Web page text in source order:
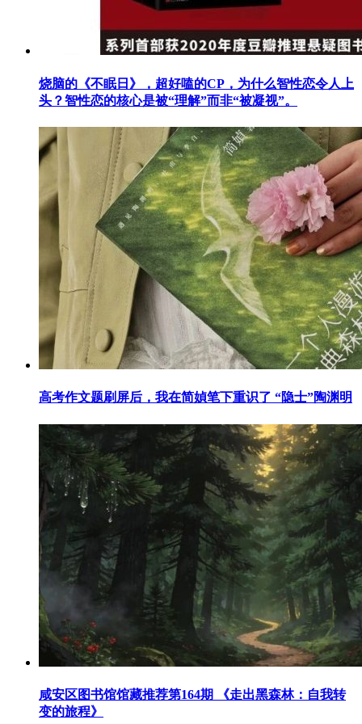
烧脑的《不眠日》，超好嗑的CP，为什么智性恋令人上
头？智性恋的核心是被“理解”而非“被凝视”。
高考作文题刷屏后，我在简媜笔下重识了 “隐士”陶渊明
咸安区图书馆馆藏推荐第164期 《走出黑森林：自我转
变的旅程》